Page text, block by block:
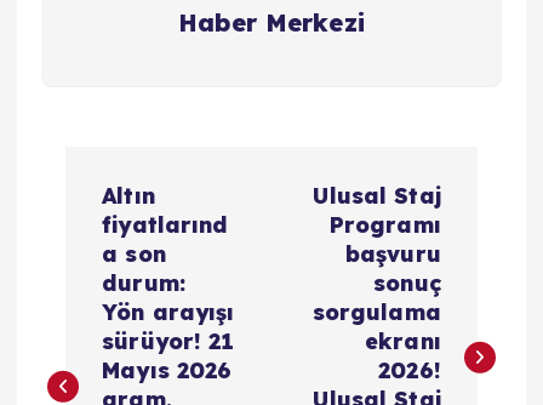
Haber Merkezi
Altın
fiyatlarınd
a son
durum:
Yön arayışı
sürüyor! 21
Mayıs 2026
Ulusal Staj
Programı
başvuru
sonuç
sorgulama
ekranı
2026!